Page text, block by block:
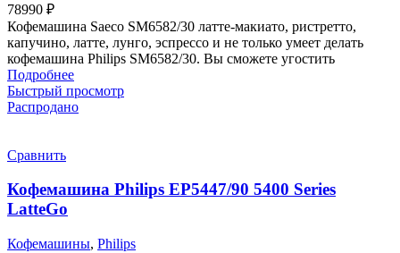
78990 ₽
Кофемашина Saeco SM6582/30 латте-макиато, ристретто,
капучино, латте, лунго, эспрессо и не только умеет делать
кофемашина Philips SM6582/30. Вы сможете угостить
Подробнее
Быстрый просмотр
Распродано
Сравнить
Кофемашина Philips EP5447/90 5400 Series
LatteGo
Кофемашины, Philips